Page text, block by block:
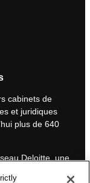
cabinets de
et juridiques
plus de 640
Deloitte, une